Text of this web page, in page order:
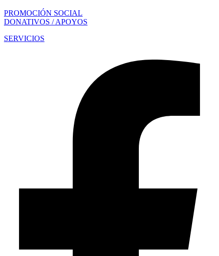
PROMOCIÓN SOCIAL
DONATIVOS / APOYOS
SERVICIOS